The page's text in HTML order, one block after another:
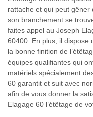
rattache et qui peut gêner
son branchement se
faites appel au Joseph
60400. En plus, il dispose
la bonne finition de
équipes qualifiantes qui
matériels spécialement
60 garantit et suit avec
afin de vous donner la
Elagage 60 l’étêtage de